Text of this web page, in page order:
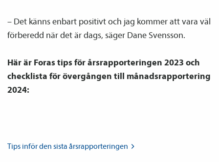
– Det känns enbart positivt och jag kommer att vara väl
förberedd när det är dags, säger Dane Svensson.
Här är Foras tips för årsrapporteringen 2023 och
checklista för övergången till månads­rapportering
2024:
Tips inför den sista årsrapporteringen